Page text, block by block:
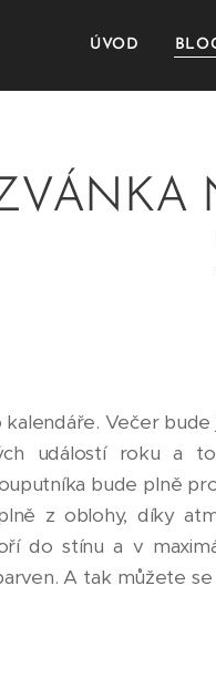
ÚVOD
kalendáře. Večer bude
událostí roku a
bude plně
z oblohy, díky
do stínu a v
A tak můžete